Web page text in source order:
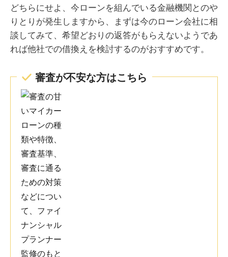
どちらにせよ、今ローンを組んでいる金融機関とのや
りとりが発生しますから、まずは今のローン会社に相
談してみて、希望どおりの返答がもらえないようであ
れば他社での借換えを検討するのがおすすめです。
審査が不安な方はこちら